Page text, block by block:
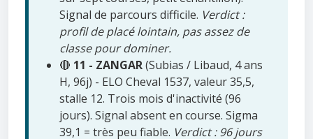
Signal de parcours difficile. Verdict :
profil de placé lointain, pas assez de
classe pour dominer.
🔴 11 - ZANGAR(Subias / Libaud, 4 ans
H, 96j) - ELO Cheval 1537, valeur 35,5,
stalle 12. Trois mois d'inactivité (96
jours). Signal absent en course. Sigma
39,1 = très peu fiable. Verdict : 96 jours